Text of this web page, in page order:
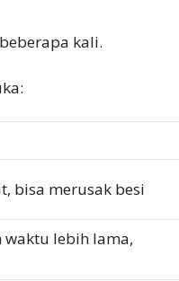
kali.
bisa merusak besi
lebih lama,